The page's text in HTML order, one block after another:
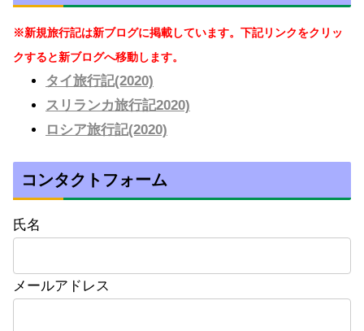
※新規旅行記は新ブログに掲載しています。下記リンクをクリッ
クすると新ブログへ移動します。
タイ旅行記(2020)
スリランカ旅行記2020)
ロシア旅行記(2020)
コンタクトフォーム
氏名
メールアドレス